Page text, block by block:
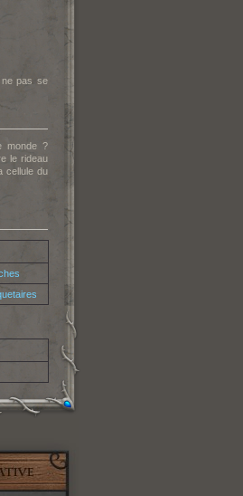
ne pas se
monde ?
le rideau
cellule du